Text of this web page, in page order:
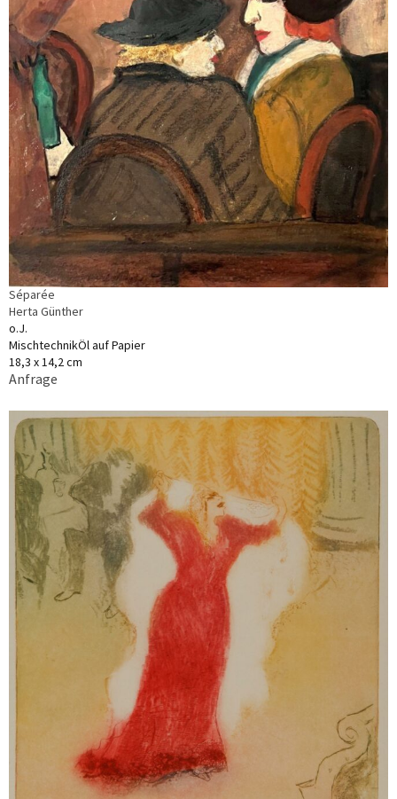
Séparée
Herta Günther
o.J.
MischtechnikÖl auf Papier
18,3 x 14,2 cm
Anfrage